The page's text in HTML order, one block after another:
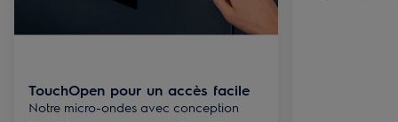
TouchOpen pour un accès facile
Notre micro-ondes avec conception